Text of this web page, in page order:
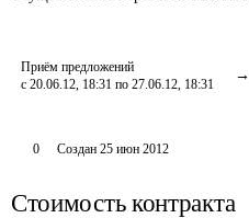
Приём предложений
с 20.06.12, 18:31 по 27.06.12, 18:31
0 Создан 25 июн 2012
Стоимость контракта